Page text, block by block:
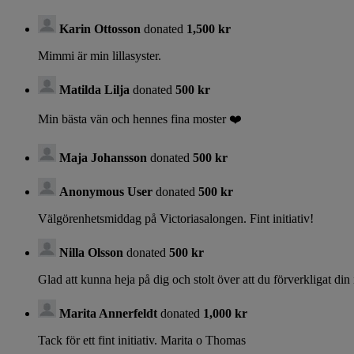
Karin Ottosson donated 1,500 kr
Mimmi är min lillasyster.
Matilda Lilja donated 500 kr
Min bästa vän och hennes fina moster ❤️
Maja Johansson donated 500 kr
Anonymous User donated 500 kr
Välgörenhetsmiddag på Victoriasalongen. Fint initiativ!
Nilla Olsson donated 500 kr
Glad att kunna heja på dig och stolt över att du förverkligat din
Marita Annerfeldt donated 1,000 kr
Tack för ett fint initiativ. Marita o Thomas